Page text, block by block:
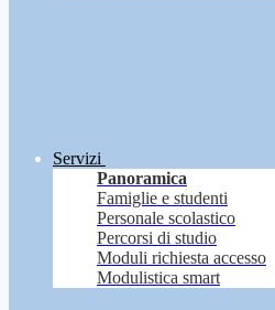
Servizi
Panoramica
Famiglie e studenti
Personale scolastico
Percorsi di studio
Moduli richiesta accesso
Modulistica smart